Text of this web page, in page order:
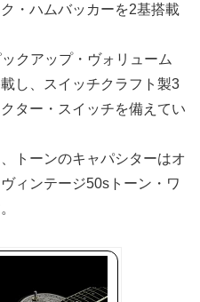
・ハムバッカーを2基搭載
クアップ・ヴォリューム
し、スイッチクラフト製3
ター・スイッチを備えてい
トーンのキャパシターはオ
ィンテージ50sトーン・ワ